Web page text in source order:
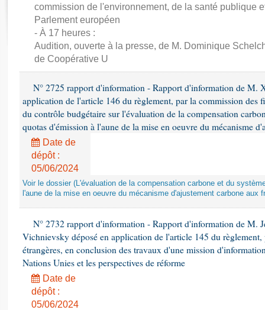
Rapports d'enquête
Rapports législatifs
Rapports sur l'application des lois
Baromètre de l’application des lois
Budget et sécurité sociale
Questions écrites et orales
Comptes rendus des débats
commission de l'environnement, de la santé publique
Parlement européen
- À 17 heures :
Audition, ouverte à la presse, de M. Dominique
de Coopérative U
N° 2725 rapport d'information - Rapport d'information de M.
application de l'article 146 du règlement, par la commission des
du contrôle budgétaire sur l'évaluation de la compensation
quotas d'émission à l'aune de la mise en oeuvre du mécanisme
Date de
dépôt :
05/06/2024
Voir le dossier (L'évaluation de la compensation carbone et du
l'aune de la mise en oeuvre du mécanisme d'ajustement carbone aux
N° 2732 rapport d'information - Rapport d'information de M.
Vichnievsky déposé en application de l'article 145 du règlement,
étrangères, en conclusion des travaux d'une mission
Nations Unies et les perspectives de réforme
Date de
dépôt :
05/06/2024